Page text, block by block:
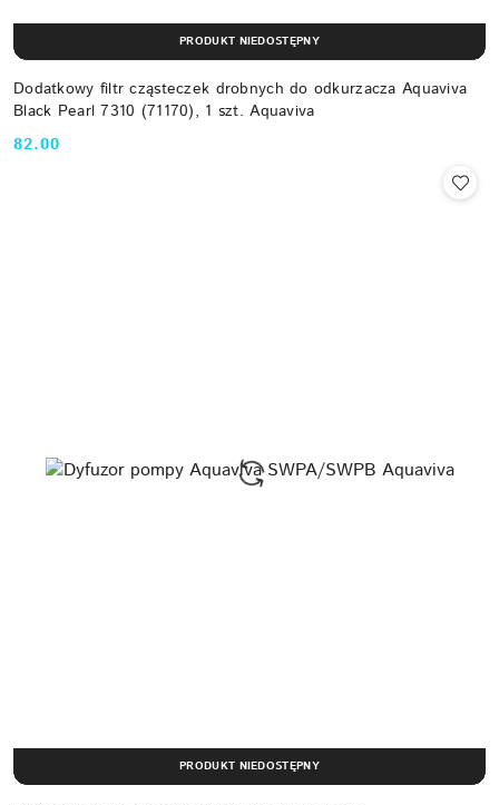
Dodatkowy filtr cząsteczek drobnych do odkurzacza Aquaviva
Black Pearl 7310 (71170), 1 szt. Aquaviva
Cena:
82.00
PRODUKT NIEDOSTĘPNY
PRODUKT NIEDOSTĘPNY